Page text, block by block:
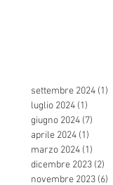
settembre 2024 (1)
luglio 2024 (1)
giugno 2024 (7)
aprile 2024 (1)
marzo 2024 (1)
dicembre 2023 (2)
novembre 2023 (6)